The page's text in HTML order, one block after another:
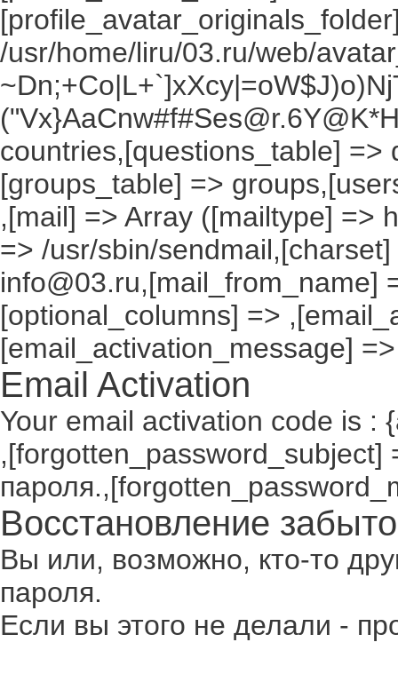
/usr/home/liru/03.ru/web/
countries,[questions_table]
[groups_table] =>
,[mail] => Array ([mailtype] =>
=> /usr/sbin/
info@03.ru,[mail_from_name]
[optional_columns] =>
[email_activation_message] =>
Email Activation
Your email activation code is :
,[forgotten_password_subject]
Восстановление
Вы или, возможно, кто-то
пароля.
Если вы этого не делали -